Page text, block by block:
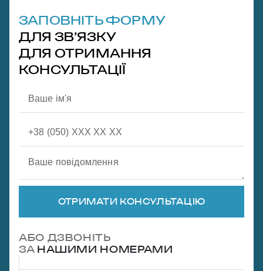
ЗАПОВНІТЬ ФОРМУ
ДЛЯ ЗВ’ЯЗКУ
ДЛЯ ОТРИМАННЯ
КОНСУЛЬТАЦІЇ
ОТРИМАТИ КОНСУЛЬТАЦІЮ
АБО ДЗВОНІТЬ
ЗА НАШИМИ НОМЕРАМИ